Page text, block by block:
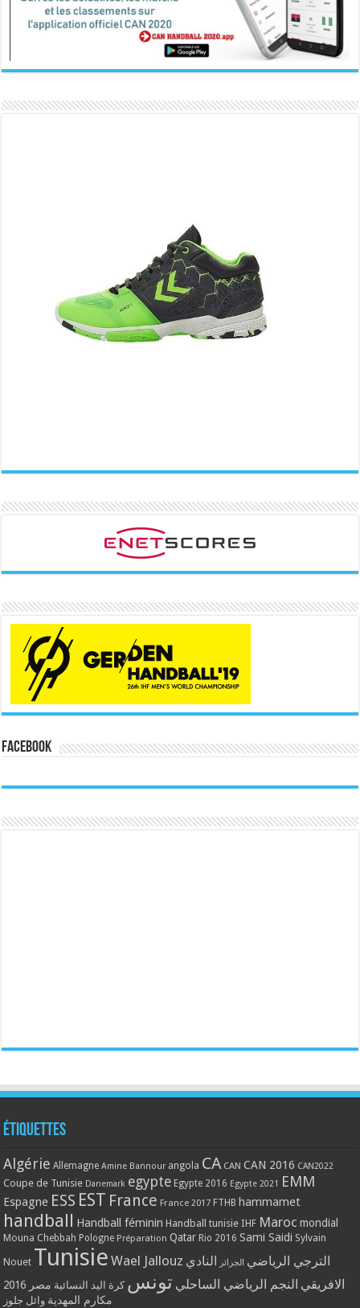
Facebook
Étiquettes
Algérie Allemagne Amine Bannour angola CA CAN CAN 2016 CAN2022
Coupe de Tunisie Danemark egypte Egypte 2016 Egypte 2021 EMM
Espagne ESS EST France France 2017 FTHB hammamet
handball Handball féminin Handball tunisie IHF Maroc mondial
Mouna Chebbah Pologne Préparation Qatar Rio 2016 Sami Saidi Sylvain
Nouet Tunisie Wael Jallouz الترجي الرياضي الجزائر
النادي
الافريقي النجم الرياضي الساحلي تونس كرة اليد النسائية مصر 2016
مكارم المهدية وائل جلوز